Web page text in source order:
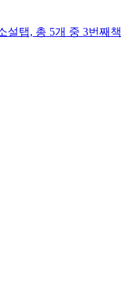
설탭, 총 5개 중 3번째 책